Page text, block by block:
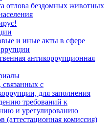
отлова бездомных животных
и иные акты в сфере
антикоррупционная
с
для заполнения
требований к
и урегулированию
(аттестационная комиссия)